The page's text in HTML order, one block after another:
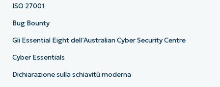
ISO 27001
Bug Bounty
Gli Essential Eight dell’Australian Cyber Security Centre
Cyber Essentials
Dichiarazione sulla schiavitù moderna